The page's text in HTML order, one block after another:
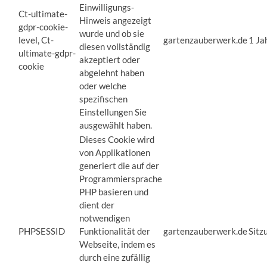
Ct-ultimate-
gdpr-cookie-
level, Ct-
ultimate-gdpr-
cookie
Einwilligungs-
Hinweis angezeigt
wurde und ob sie
diesen vollständig
akzeptiert oder
abgelehnt haben
oder welche
spezifischen
Einstellungen Sie
ausgewählt haben.
gartenzauberwerk.de1
PHPSESSID
Dieses Cookie wird
von Applikationen
generiert die auf der
Programmiersprache
PHP basieren und
dient der
notwendigen
Funktionalität der
Webseite, indem es
durch eine zufällig
gartenzauberwerk.de